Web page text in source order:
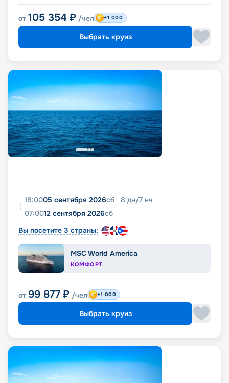
от 105 354 ₽ /чел +1 000
Выбрать круиз
18:0005 сентября 2026сб 8 дн/7 нч
07:0012 сентября 2026сб
Вы посетите 3 страны:
MSC World America
КОМФОРТ
от 99 877 ₽ /чел +1 000
Выбрать круиз